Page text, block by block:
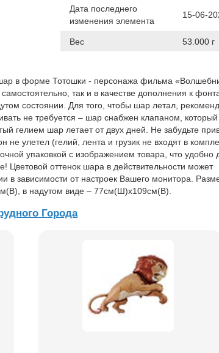
Дата последнего
изменения элемента
15-06-
Вес 53.000 г
в форме Тотошки - персонажа фильма
так и в качестве дополнения к
состоянии. Для того, чтобы шар летал,
не требуется – шар снабжен клапаном, который
гелием шар летает от двух дней. Не забудьте
не улетел (гелий, лента и грузик не входят в
упаковкой с изображением товара, что удобно
Цветовой оттенок шара в действительности может
в зависимости от настроек Вашего монитора.
в надутом виде – 77см(Ш)х109см(В).
Города